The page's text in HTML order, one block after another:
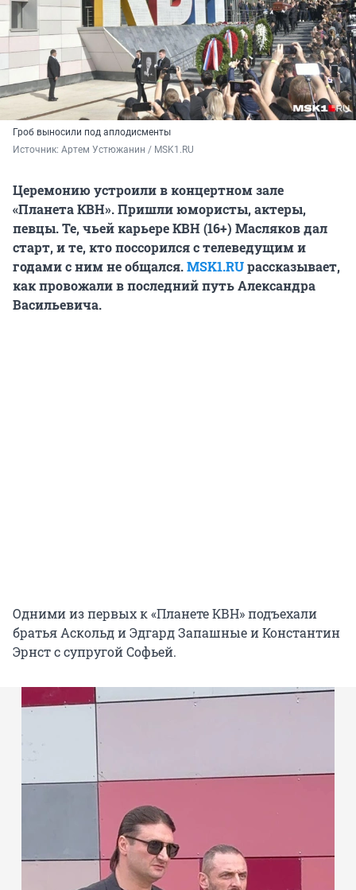
Гроб выносили под аплодисменты
Источник: Артем Устюжанин / MSK1.RU
Церемонию устроили в концертном зале
«Планета КВН». Пришли юмористы, актеры,
певцы. Те, чьей карьере КВН (16+) Масляков дал
старт, и те, кто поссорился с телеведущим и
годами с ним не общался.MSK1.RUрассказывает,
как провожали в последний путь Александра
Васильевича.
Одними из первых к «Планете КВН» подъехали
братья Аскольд и Эдгард Запашные и Константин
Эрнст с супругой Софьей.